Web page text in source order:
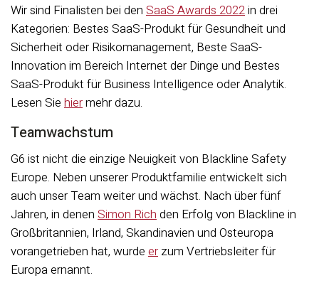
Wir sind Finalisten bei den SaaS Awards 2022in drei
Kategorien: Bestes SaaS-Produkt für Gesundheit und
Sicherheit oder Risikomanagement, Beste SaaS-
Innovation im Bereich Internet der Dinge und Bestes
SaaS-Produkt für Business Intelligence oder Analytik.
Lesen Sie hiermehr dazu.
Teamwachstum
G6 ist nicht die einzige Neuigkeit von Blackline Safety
Europe. Neben unserer Produktfamilie entwickelt sich
auch unser Team weiter und wächst. Nach über fünf
Jahren, in denen Simon Richden Erfolg von Blackline in
Großbritannien, Irland, Skandinavien und Osteuropa
vorangetrieben hat, wurde er zum Vertriebsleiter für
Europa ernannt.